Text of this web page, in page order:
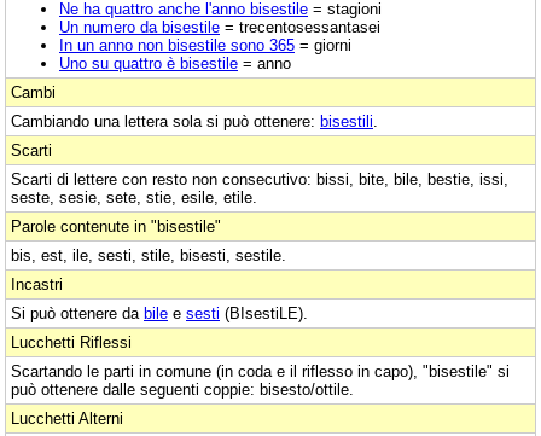
Ne ha quattro anche l'anno bisestile = stagioni
Un numero da bisestile = trecentosessantasei
In un anno non bisestile sono 365 = giorni
Uno su quattro è bisestile = anno
Cambi
Cambiando una lettera sola si può ottenere: bisestili
Scarti
Scarti di lettere con resto non consecutivo: bissi, bite, bile, bestie, issi,
seste, sesie, sete, stie, esile, etile.
Parole contenute in "bisestile"
bis, est, ile, sesti, stile, bisesti, sestile.
Incastri
Si può ottenere da bile e sesti (BIsestiLE).
Lucchetti Riflessi
Scartando le parti in comune (in coda e il riflesso in capo), "bisestile" si
può ottenere dalle seguenti coppie: bisesto/ottile.
Lucchetti Alterni